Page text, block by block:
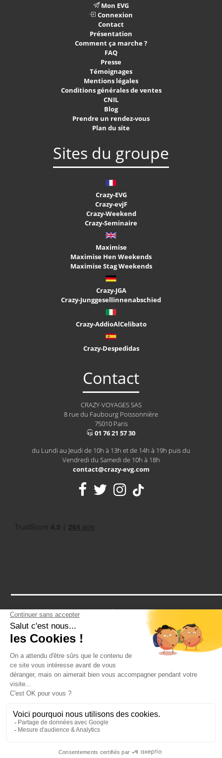
Mon EVG
Connexion
Contact
Présentation
Comment ça marche ?
FAQ
Presse
Témoignages
Mentions légales
Conditions générales de ventes
CNIL
Blog
Prendre un rendez-vous
Plan du site
Sites du groupe
Crazy-EVG
Crazy-evjF
Crazy-Weekend
Crazy-Seminaire
Maximise
Maximise Hen Weekends
Maximise Stag Weekends
Crazy-JGA
Crazy-Junggesellinnenabschied
Crazy-AddioAlCelibato
Crazy-Despedidas
Contact
CRAZY-VOYAGES SAS
8 rue du Faubourg Poissonnière
75010 Paris
01 76 21 57 30
du Lundi au Jeudi de 10h à 13h et de 14h à 19h puis du
Vendredi du Samedi de 10h à 18h
contact@crazy-evg.com
Notre assurance RCP vous protège contre tous les petits bobos
d'un EVG: une cheville en vrac après un paintball? Un tour de
cou après un striptease? Notre assurance vous couvre
Toute reproduction est interdite